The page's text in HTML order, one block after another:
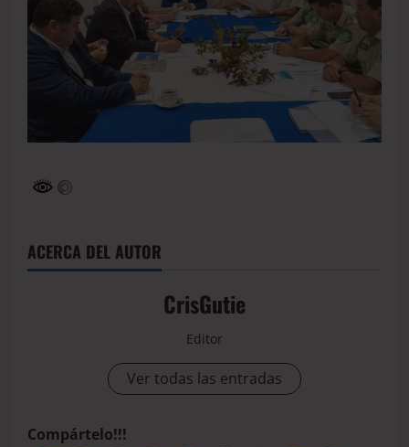
ACERCA DEL AUTOR
CrisGutie
Editor
Ver todas las entradas
Compártelo!!!